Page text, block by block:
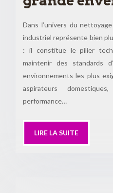
Dans l’univers du
industriel représente bien
: il constitue le pilier
maintenir des standards
environnements les plus
aspirateurs
performance…
LIRE LA SUITE